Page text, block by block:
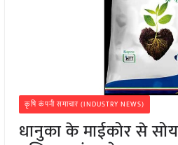
कृषि कंपनी समाचार (INDUSTRY NEWS)
धानुका के माईकोर से